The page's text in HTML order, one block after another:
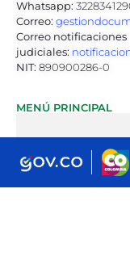
Whatsapp:
Correo:
Correo notificaciones
judiciales:
NIT: 890900286-0
MENÚ PRINCIPAL